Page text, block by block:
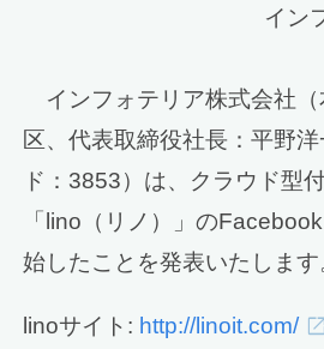
イン
インフォテリア株式会社（
区、代表取締役社長：平野
ド：3853）は、クラウド型
「lino（リノ）」の
始したことを発表いたします
linoサイト: http://linoit.com/